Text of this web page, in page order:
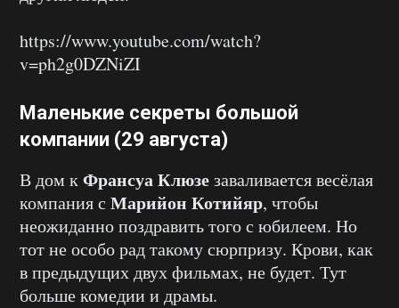
https://www.youtube.com/watch?
v=ph2g0DZNiZI
Маленькие секреты большой
компании (29 августа)
В дом кФрансуа Клюзезаваливается весёлая
компания с Марийон Котийяр, чтобы
неожиданно поздравить того с юбилеем. Но
тот не особо рад такому сюрпризу. Крови, как
в предыдущих двух фильмах, не будет. Тут
больше комедии и драмы.